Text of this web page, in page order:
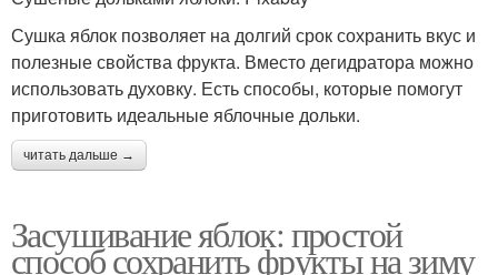
Сушка яблок позволяет на долгий срок сохранить вкус и
полезные свойства фрукта. Вместо дегидратора можно
использовать духовку. Есть способы, которые помогут
приготовить идеальные яблочные дольки.
читать дальше →
Засушивание яблок: простой
способ сохранить фрукты на зиму